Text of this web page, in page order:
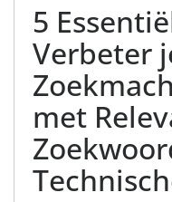
5
Verbeter
met